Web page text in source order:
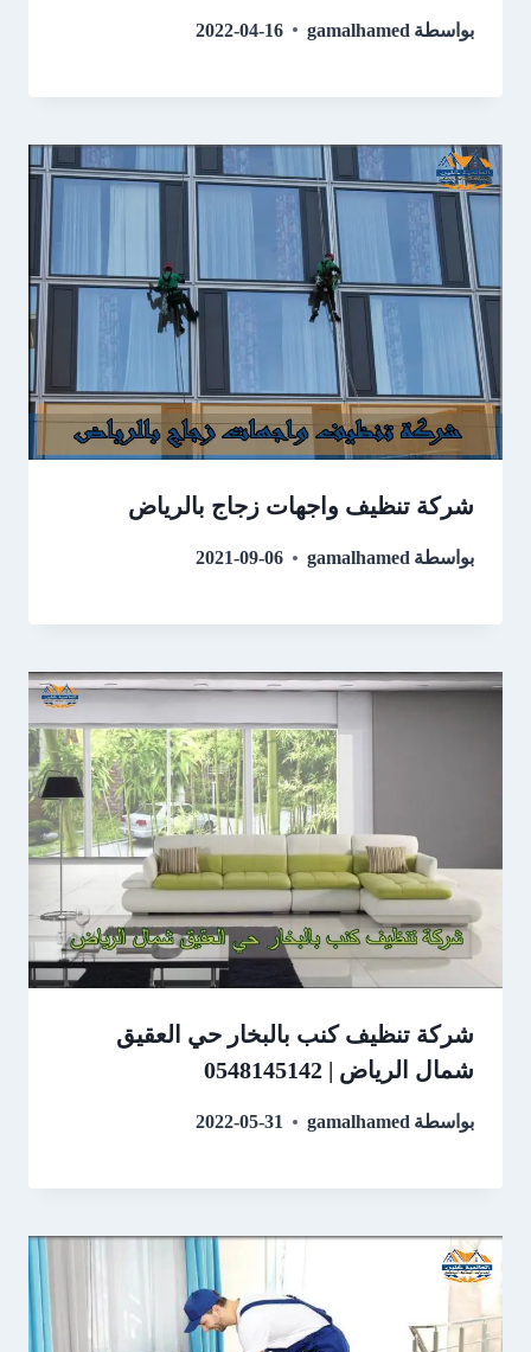
بواسطة gamalhamed
2022-04-16
شركة تنظيف واجهات زجاج بالرياض
بواسطة gamalhamed
2021-09-06
شركة تنظيف كنب بالبخار حي العقيق
شمال الرياض | 0548145142
بواسطة gamalhamed
2022-05-31